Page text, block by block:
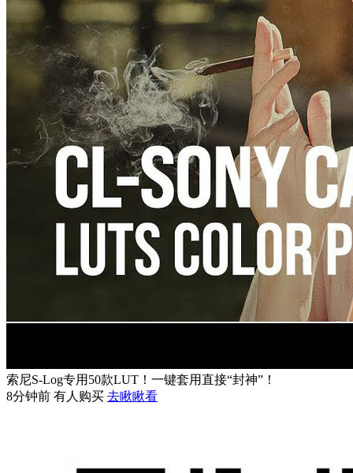
索尼S-Log专用50款LUT！一键套用直接“封神”！
8分钟前 有人购买 去瞅瞅看